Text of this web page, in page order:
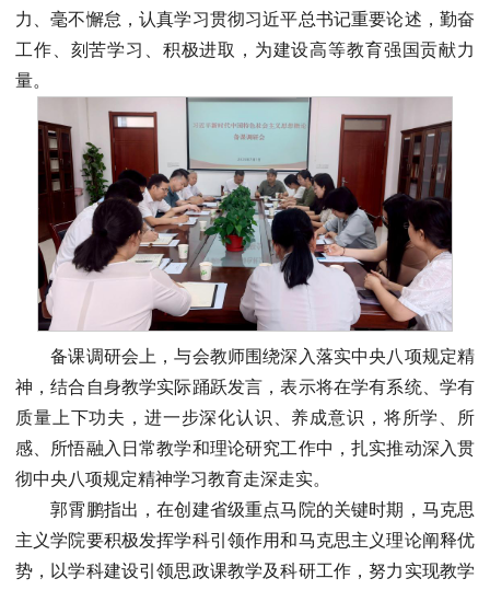
力、毫不懈怠，认真学习贯彻习近平总书记重要论述，勤奋
工作、刻苦学习、积极进取，为建设高等教育强国贡献力
量。
备课调研会上，与会教师围绕深入落实中央八项规定精
神，结合自身教学实际踊跃发言，表示将在学有系统、学有
质量上下功夫，进一步深化认识、养成意识，将所学、所
感、所悟融入日常教学和理论研究工作中，扎实推动深入贯
彻中央八项规定精神学习教育走深走实。
郭霄鹏指出，在创建省级重点马院的关键时期，马克思
主义学院要积极发挥学科引领作用和马克思主义理论阐释优
势，以学科建设引领思政课教学及科研工作，努力实现教学